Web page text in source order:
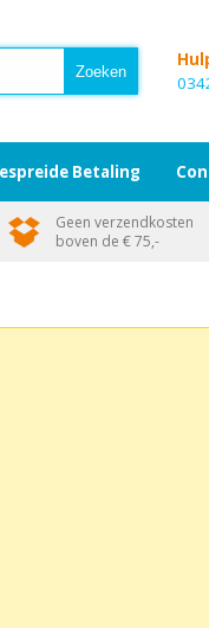
Betaling
Geen verzendkosten
boven de € 75,-